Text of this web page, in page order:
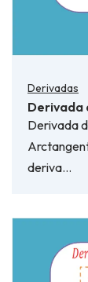
Derivadas
Derivada
Derivada
deriva…